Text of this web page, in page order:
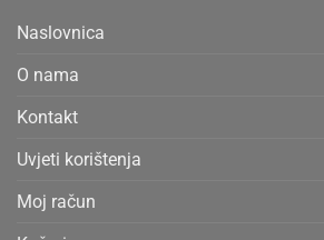
Naslovnica
O nama
Kontakt
Uvjeti korištenja
Moj račun